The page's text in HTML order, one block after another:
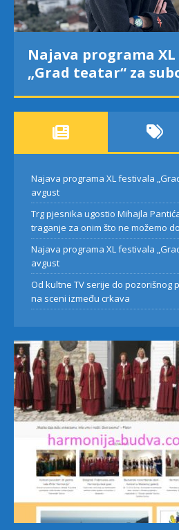
Najava programa
„Grad teatar“ za
Najava programa XL festivala
avgust
Trg pjesnika ugostio Mihajla
traganje za onim što ne možemo
Najava programa XL festivala
avgust
Od kultne TV serije do pozorišnog
na sceni između crkava